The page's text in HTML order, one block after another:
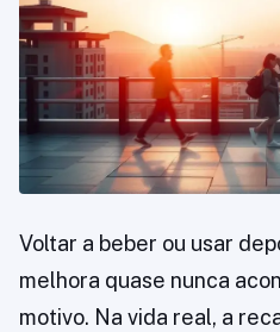
Voltar a beber ou usar
melhora quase nunca
motivo. Na vida real, a